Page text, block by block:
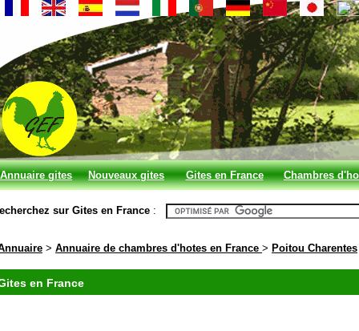
Annuaire gites Nouveaux gites
et chambres
Gites en France Chambres
en France
sur Gites en France :
> Annuaire de chambres d'hotes en France > Poitou Charentes
en France